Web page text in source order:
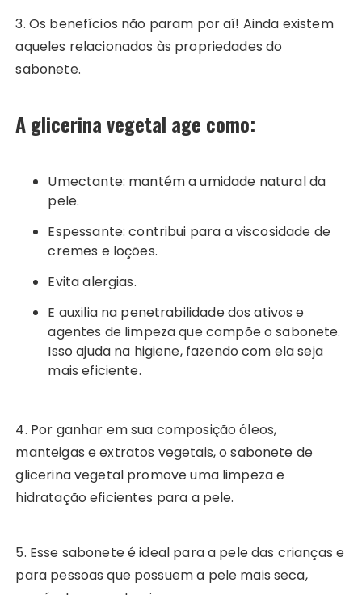
3. Os benefícios não param por aí! Ainda existem
aqueles relacionados às propriedades do
sabonete.
A glicerina vegetal age como:
Umectante: mantém a umidade natural da
pele.
Espessante: contribui para a viscosidade de
cremes e loções.
Evita alergias.
E auxilia na penetrabilidade dos ativos e
agentes de limpeza que compõe o sabonete.
Isso ajuda na higiene, fazendo com ela seja
mais eficiente.
4. Por ganhar em sua composição óleos,
manteigas e extratos vegetais, o sabonete de
glicerina vegetal promove uma limpeza e
hidratação eficientes para a pele.
5. Esse sabonete é ideal para a pele das crianças e
para pessoas que possuem a pele mais seca,